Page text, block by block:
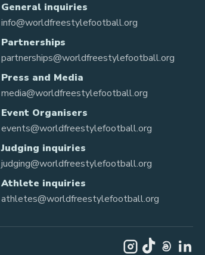
General inquiries
info@worldfreestylefootball.org
Partnerships
partnerships@worldfreestylefootball.org
Press and Media
media@worldfreestylefootball.org
Event Organisers
events@worldfreestylefootball.org
Judging inquiries
judging@worldfreestylefootball.org
Athlete inquiries
athletes@worldfreestylefootball.org